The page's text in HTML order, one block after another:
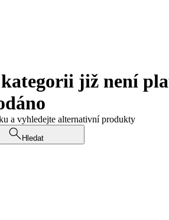
již není
a vyhledejte alternativní produkty
Hledat